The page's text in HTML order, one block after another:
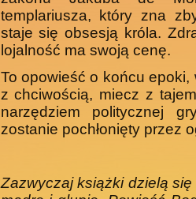
templariusza, który zna
staje się obsesją króla.
lojalność ma swoją cenę.
To opowieść o końcu
z chciwością, miecz z
narzędziem politycznej
zostanie pochłonięty przez
Zazwyczaj książki dzielą